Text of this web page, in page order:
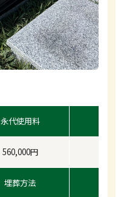
永代使用料
560,000円
埋葬方法